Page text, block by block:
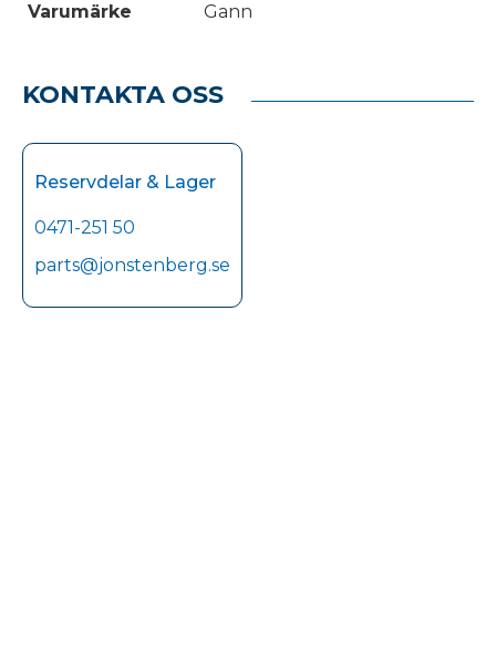
Varumärke
Gann
KONTAKTA OSS
Reservdelar & Lager
0471-251 50
parts@jonstenberg.se